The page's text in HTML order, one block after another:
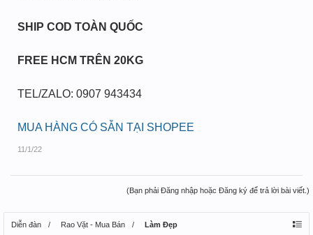
SHIP COD TOÀN QUỐC
FREE HCM TRÊN 20KG
TEL/ZALO: 0907 943434
MUA HÀNG CÓ SẴN TẠI SHOPEE
11/1/22
(Bạn phải Đăng nhập hoặc Đăng ký để trả lời bài viết.)
Diễn đàn Rao Vặt - Mua Bán Làm Đẹp